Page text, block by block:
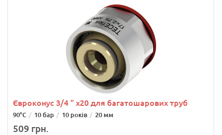
Євроконус 3/4 " x20 для багатошарових труб
90°C 10 бар 10 років 20 мм
509 грн.